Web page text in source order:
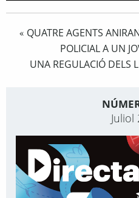
« QUATRE AGENTS
POLICIAL A UN
UNA REGULACIÓ DELS
Juliol